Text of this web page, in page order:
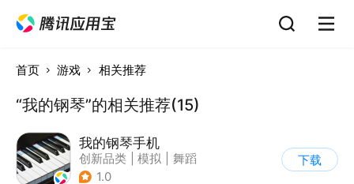
首页 游戏 相关推荐
“我的钢琴”的相关推荐(15)
我的钢琴手机
创新品类 模拟
舞蹈
| 写实
1.0
下载